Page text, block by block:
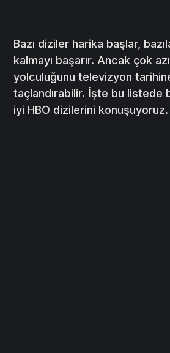
Bazı diziler harika başlar,
kalmayı başarır. Ancak çok
yolculuğunu televizyon
taçlandırabilir. İşte bu listede
iyi HBO dizilerini konuşuyoruz.